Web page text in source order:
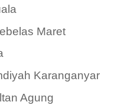
Maret
Karanganyar
Agung